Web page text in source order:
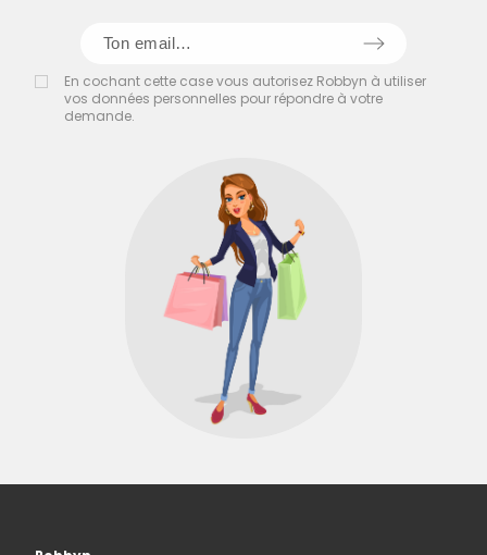
En cochant cette case vous autorisez Robbyn à utiliser
vos données personnelles pour répondre à votre
demande.